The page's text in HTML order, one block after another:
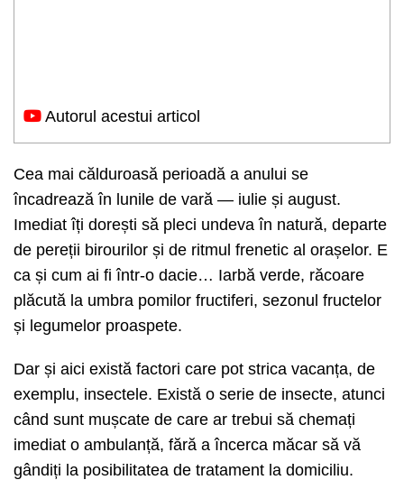
Autorul acestui articol
Cea mai călduroasă perioadă a anului se
încadrează în lunile de vară — iulie și august.
Imediat îți dorești să pleci undeva în natură, departe
de pereții birourilor și de ritmul frenetic al orașelor. E
ca și cum ai fi într-o dacie… Iarbă verde, răcoare
plăcută la umbra pomilor fructiferi, sezonul fructelor
și legumelor proaspete.
Dar și aici există factori care pot strica vacanța, de
exemplu, insectele. Există o serie de insecte, atunci
când sunt mușcate de care ar trebui să chemați
imediat o ambulanță, fără a încerca măcar să vă
gândiți la posibilitatea de tratament la domiciliu.